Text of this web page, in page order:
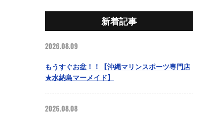
新着記事
2026.08.09
もうすぐお盆！！【沖縄マリンスポーツ専門店
★水納島マーメイド】
2026.08.08